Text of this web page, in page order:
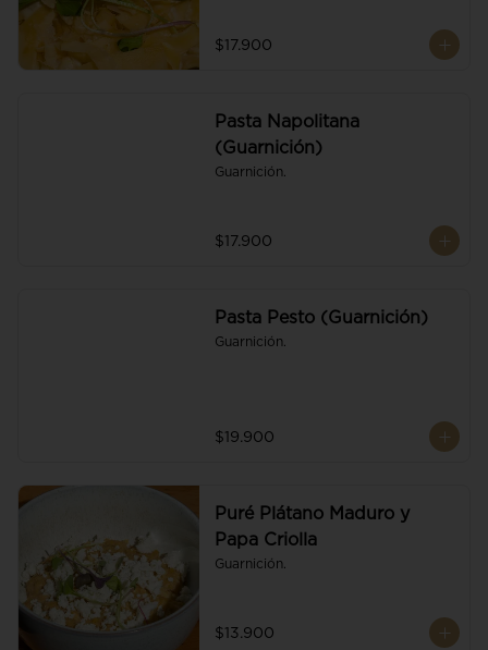
$17.900
Pasta Napolitana
(Guarnición)
Guarnición.
$17.900
Pasta Pesto (Guarnición)
Guarnición.
$19.900
Puré Plátano Maduro y
Papa Criolla
Guarnición.
$13.900